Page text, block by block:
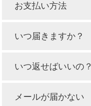
お支払い方法
いつ届きますか？
いつ返せばいいの？
メールが届かない